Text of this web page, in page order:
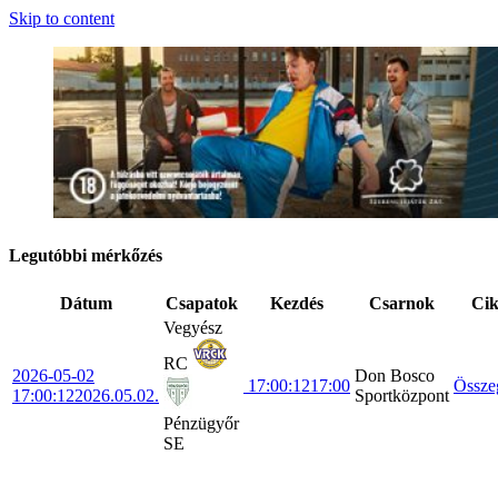
Skip to content
Legutóbbi mérkőzés
Dátum Csapatok Kezdés Csarnok
2026-05-02
17:00:122026.05.02.
Vegyész
RC
Pénzügyőr
SE
17:00:1217:00
Don Bosco
Sportközpont